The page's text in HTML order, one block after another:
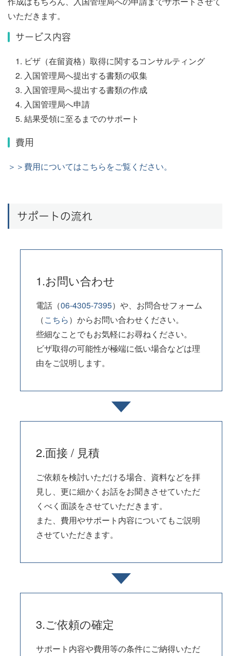
いただきます。
サービス内容
ビザ（在留資格）取得に関するコンサルティング
入国管理局へ提出する書類の収集
入国管理局へ提出する書類の作成
入国管理局へ申請
結果受領に至るまでのサポート
費用
＞＞費用についてはこちらをご覧ください。
サポートの流れ
1.お問い合わせ
電話（06-4305-7395）や、お問合せフォーム
（こちら）からお問い合わせください。
些細なことでもお気軽にお尋ねください。
ビザ取得の可能性が極端に低い場合などは理
由をご説明します。
2.面接 / 見積
ご依頼を検討いただける場合、資料などを拝
見し、更に細かくお話をお聞きさせていただ
くべく面談をさせていただきます。
また、費用やサポート内容についてもご説明
させていただきます。
3.ご依頼の確定
サポート内容や費用等の条件にご納得いただ